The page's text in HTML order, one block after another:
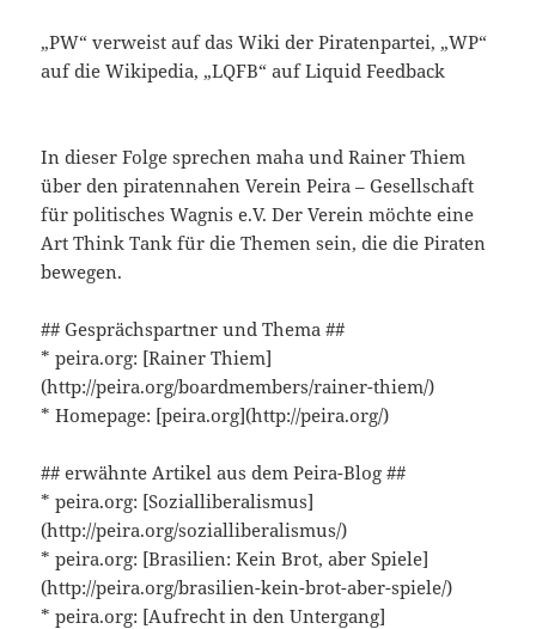
„PW“ verweist auf das Wiki der Piratenpartei, „WP“
auf die Wikipedia, „LQFB“ auf Liquid Feedback
In dieser Folge sprechen maha und Rainer Thiem
über den piratennahen Verein Peira – Gesellschaft
für politisches Wagnis e.V. Der Verein möchte eine
Art Think Tank für die Themen sein, die die Piraten
bewegen.
## Gesprächspartner und Thema ##
* peira.org: [Rainer Thiem]
(http://peira.org/boardmembers/rainer-thiem/)
* Homepage: [peira.org](http://peira.org/)
## erwähnte Artikel aus dem Peira-Blog ##
* peira.org: [Sozialliberalismus]
(http://peira.org/sozialliberalismus/)
* peira.org: [Brasilien: Kein Brot, aber Spiele]
(http://peira.org/brasilien-kein-brot-aber-spiele/)
* peira.org: [Aufrecht in den Untergang]